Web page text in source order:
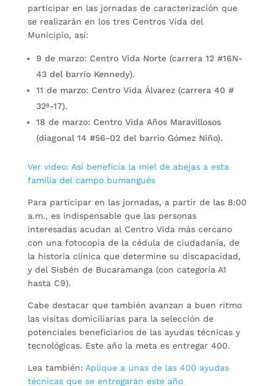
participar en las jornadas de caracterización que
se realizarán en los tres Centros Vida del
Municipio, así:
9 de marzo: Centro Vida Norte (carrera 12 #16N-
43 del barrio Kennedy).
11 de marzo: Centro Vida Álvarez (carrera 40 #
32ª-17).
18 de marzo: Centro Vida Años Maravillosos
(diagonal 14 #56-02 del barrio Gómez Niño).
Ver video: Así beneficia la miel de abejas a esta
familia del campo bumangués
Para participar en las jornadas, a partir de las 8:00
a.m., es indispensable que las personas
interesadas acudan al Centro Vida más cercano
con una fotocopia de la cédula de ciudadanía, de
la historia clínica que determine su discapacidad,
y del Sisbén de Bucaramanga (con categoría A1
hasta C9).
Cabe destacar que también avanzan a buen ritmo
las visitas domiciliarias para la selección de
potenciales beneficiarios de las ayudas técnicas y
tecnológicas. Este año la meta es entregar 400.
Lea también: Aplique a unas de las 400 ayudas
técnicas que se entregarán este año